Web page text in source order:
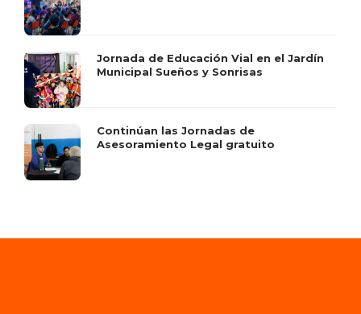
Jornada de Educación Vial en el Jardín
Municipal Sueños y Sonrisas
Continúan las Jornadas de
Asesoramiento Legal gratuito